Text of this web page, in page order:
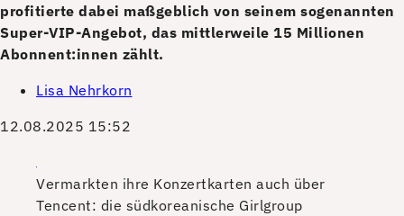
profitierte dabei maßgeblich von seinem sogenannten
Super-VIP-Angebot, das mittlerweile 15 Millionen
Abonnent:innen zählt.
Lisa Nehrkorn
12.08.2025 15:52
Vermarkten ihre Konzertkarten auch über
Tencent: die südkoreanische Girlgroup